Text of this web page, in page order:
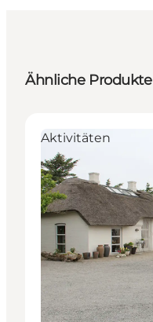
Ähnliche Produkte
Aktivitäten